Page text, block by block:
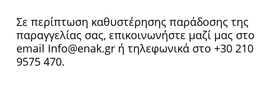
Σε περίπτωση καθυστέρησης παράδοσης της
παραγγελίας σας, επικοινωνήστε μαζί μας στο
email Info@enak.gr ή τηλεφωνικά στο +30 210
9575 470.